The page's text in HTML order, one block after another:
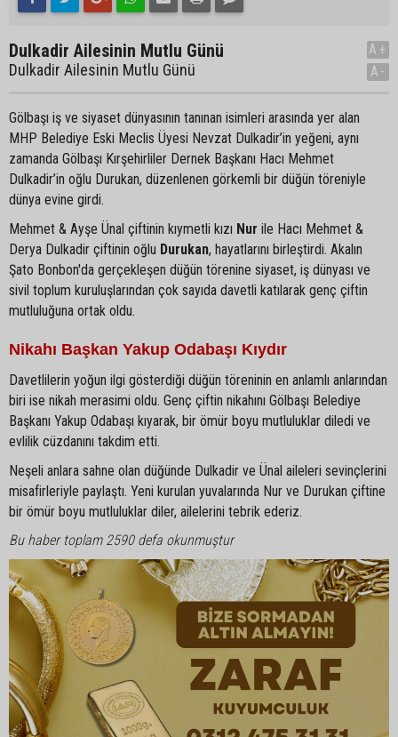
Dulkadir Ailesinin Mutlu Günü
Dulkadir Ailesinin Mutlu Günü
A+
A-
Gölbaşı iş ve siyaset dünyasının tanınan isimleri arasında yer alan
MHP Belediye Eski Meclis Üyesi Nevzat Dulkadir’in yeğeni, aynı
zamanda Gölbaşı Kırşehirliler Dernek Başkanı Hacı Mehmet
Dulkadir’in oğlu Durukan, düzenlenen görkemli bir düğün töreniyle
dünya evine girdi.
Mehmet & Ayşe Ünal çiftinin kıymetli kızı Nur ile Hacı Mehmet &
Derya Dulkadir çiftinin oğlu Durukan, hayatlarını birleştirdi. Akalın
Şato Bonbon'da gerçekleşen düğün törenine siyaset, iş dünyası ve
sivil toplum kuruluşlarından çok sayıda davetli katılarak genç çiftin
mutluluğuna ortak oldu.
Nikahı Başkan Yakup Odabaşı Kıydır
Davetlilerin yoğun ilgi gösterdiği düğün töreninin en anlamlı anlarından
biri ise nikah merasimi oldu. Genç çiftin nikahını Gölbaşı Belediye
Başkanı Yakup Odabaşı kıyarak, bir ömür boyu mutluluklar diledi ve
evlilik cüzdanını takdim etti.
Neşeli anlara sahne olan düğünde Dulkadir ve Ünal aileleri sevinçlerini
misafirleriyle paylaştı. Yeni kurulan yuvalarında Nur ve Durukan çiftine
bir ömür boyu mutluluklar diler, ailelerini tebrik ederiz.
Bu haber toplam 2590 defa okunmuştur